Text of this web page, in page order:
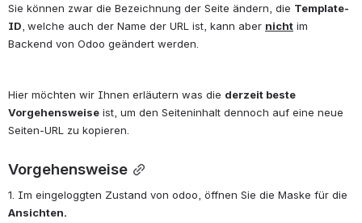
Sie können zwar die Bezeichnung der Seite ändern, die Template-
ID welche auch der Name der URL ist, kann aber nicht im
Backend von Odoo geändert werden.
Hier möchten wir Ihnen erläutern was die derzeit beste
Vorgehensweise ist, um den Seiteninhalt dennoch auf eine neue
Seiten-URL zu kopieren.
Vorgehensweise
Ansichten.